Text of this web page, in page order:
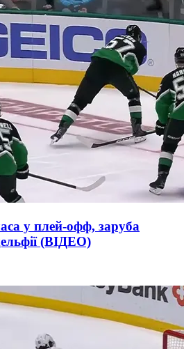
у плей-офф, заруба
(ВІДЕО)